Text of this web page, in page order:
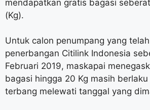
mendapatkan gratis bagasi
(Kg).
Untuk calon penumpang yang
penerbangan Citilink Indonesia
Februari 2019, maskapai
bagasi hingga 20 Kg masih
terbang melewati tanggal yang